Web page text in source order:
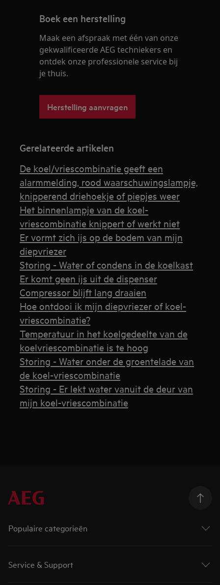
Boek een herstelling
Maak een afspraak met één van onze
gekwalificeerde AEG techniekers en
ontdek onze professionele service bij
je thuis.
Herstelling aanvragen
Gerelateerde artikelen
De koel/vriescombinatie geeft een
alarmmelding, rood waarschuwingslampje,
knipperend driehoekje of piepjes weer
Het binnenlampje van de koel-
vriescombinatie knippert of werkt niet
Er vormt zich ijs op de bodem van mijn
diepvriezer
Storing - Water of condens in de koelkast
Er komt geen ijs uit de dispenser
Compressor blijft lang draaien
Hoe ontdooi ik mijn diepvriezer of koel-
vriescombinatie?
Temperatuur in het koelgedeelte van de
koelvriescombinatie is te hoog
Storing - Water onder de groentelade van
de koel-vriescombinatie
Storing - Er lekt water vanuit de deur van
mijn koel-vriescombinatie
Populaire categorieën
Service & Support